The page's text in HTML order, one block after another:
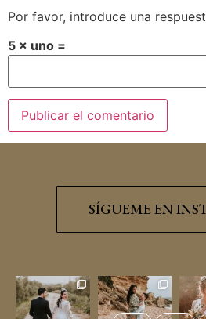
Por favor, introduce una
5 × uno =
SÍGUEME EN